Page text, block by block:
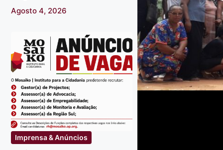
Agosto 4, 2026
Imprensa & Anúncios